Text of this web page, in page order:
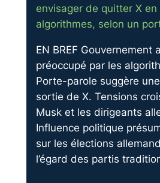
envisager de quitter X en
algorithmes, selon un
EN BREF Gouvernement
préoccupé par les
Porte-parole suggère
sortie de X. Tensions
Musk et les dirigeants
Influence politique
sur les élections
l’égard des partis